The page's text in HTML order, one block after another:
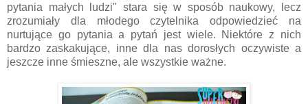
pytania małych ludzi" stara się w sposób naukowy, lecz
zrozumiały dla młodego czytelnika odpowiedzieć na
nurtujące go pytania a pytań jest wiele. Niektóre z nich
bardzo zaskakujące, inne dla nas dorosłych oczywiste a
jeszcze inne śmieszne, ale wszystkie ważne.